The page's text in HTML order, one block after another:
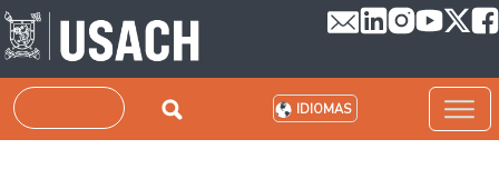
Pasar al contenido principal
Buscar IDIOMAS